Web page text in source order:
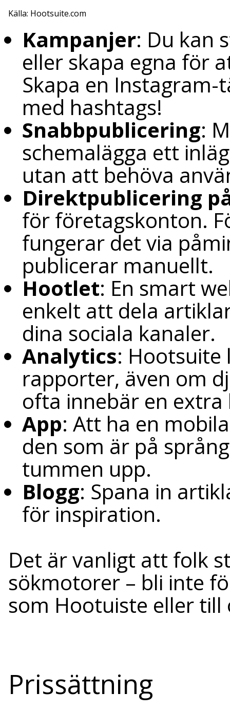
Källa: Hootsuite.com
Kampanjer: Du kan
eller skapa egna för
Skapa en
med hashtags!
Snabbpublicering:
schemalägga ett
utan att behöva
Direktpublicering
för företagskonton.
fungerar det via
publicerar manuellt.
Hootlet: En smart
enkelt att dela
dina sociala kanaler.
Analytics: Hootsuite
rapporter, även om
ofta innebär en extra
App: Att ha en
den som är på
tummen upp.
Blogg: Spana in
för inspiration.
Det är vanligt att folk
sökmotorer – bli inte
som Hootuiste eller
Prissättning